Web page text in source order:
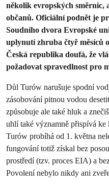
několik evropských směrnic,
občanů. Oficiální podnět je
Soudního dvora Evropské
uplynutí zhruba čtyř měsíců
Česká republika doufá, že
požadovat spravedlnost pro
Důl Turów narušuje spodní
zásobování pitnou vodou
způsobuje ale také hluk a
uhlí také významně přispívá
Turów probíhá od 1. května
fungování totiž získal bez
prostředí (tzv. proces EIA) a
Povolení nebylo nikdy ani